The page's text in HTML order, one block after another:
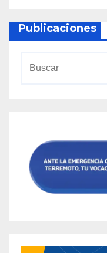
Publicaciones